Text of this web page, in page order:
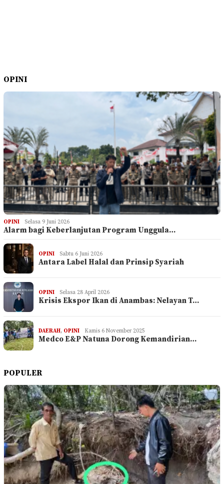
OPINI
OPINI Selasa 9 Juni 2026
Alarm bagi Keberlanjutan Program Unggula…
OPINI Sabtu 6 Juni 2026
Antara Label Halal dan Prinsip Syariah
OPINI Selasa 28 April 2026
Krisis Ekspor Ikan di Anambas: Nelayan T…
DAERAH, OPINI Kamis 6 November 2025
Medco E&P Natuna Dorong Kemandirian…
POPULER